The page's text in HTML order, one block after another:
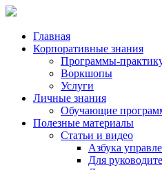
Главная
Корпоративные знания
Программы-
Воркшопы
Услуги
Личные знания
Обучающие
Полезные материалы
Статьи и видео
Азбука
Для